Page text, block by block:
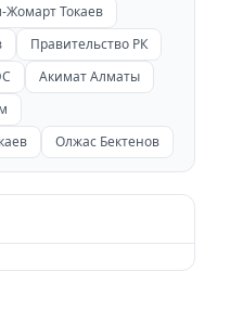
Жомарт Токаев
Правительство РК
Акимат Алматы
Олжас Бектенов